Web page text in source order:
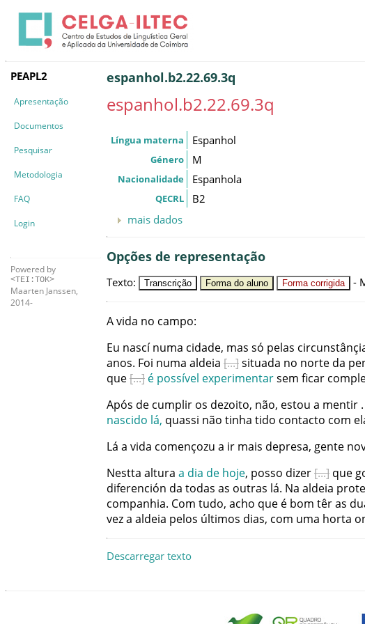
PEAPL2
Apresentação
Documentos
Pesquisar
Metodologia
FAQ
Login
Powered by
<TEI:TOK>
Maarten Janssen,
2014-
espanhol.b2.22.69.3q
espanhol.b2.22.69.3q
Língua materna Espanhol
Género M
Nacionalidade Espanhola
QECRL
B2
mais dados
Opções de representação
Texto: Transcrição Forma do aluno Forma corrigida -
Avida no campo:
Eu nascí numa cidade, mas só pelas
anos. Foi numa aldeia situada no norte da
que
é possível experimentarsem ficar
Após de cumplir os dezoito, não, estou a mentir .
nascido lá, quassi não tinha tido contacto com
Lá a vida començozu a ir mais depresa, gente
Nestta altura a dia de hoje, posso dizer que
diferención da todas as outras lá. Na aldeia
companhia. Com tudo, acho que é bom têras
veza aldeia pelos últimos dias, com uma horta
Descarregar texto